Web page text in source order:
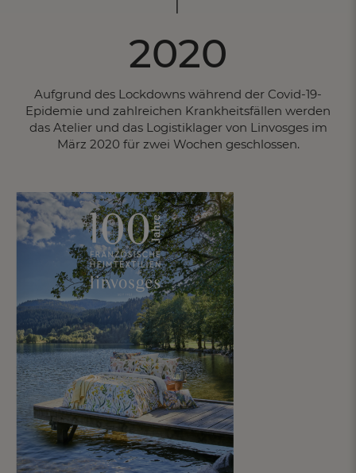
2020
Aufgrund des Lockdowns während der Covid-19-
Epidemie und zahlreichen Krankheitsfällen werden
das Atelier und das Logistiklager von Linvosges im
März 2020 für zwei Wochen geschlossen.